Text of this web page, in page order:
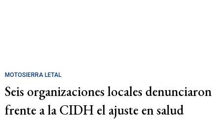
MOTOSIERRA LETAL
Seis organizaciones locales denunciaron
frente a la CIDH el ajuste en salud